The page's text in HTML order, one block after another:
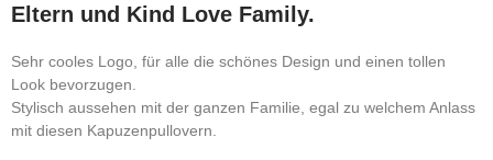
Eltern und Kind Love Family.
Sehr cooles Logo, für alle die schönes Design und einen tollen
Look bevorzugen.
Stylisch aussehen mit der ganzen Familie, egal zu welchem Anlass
mit diesen Kapuzenpullovern.